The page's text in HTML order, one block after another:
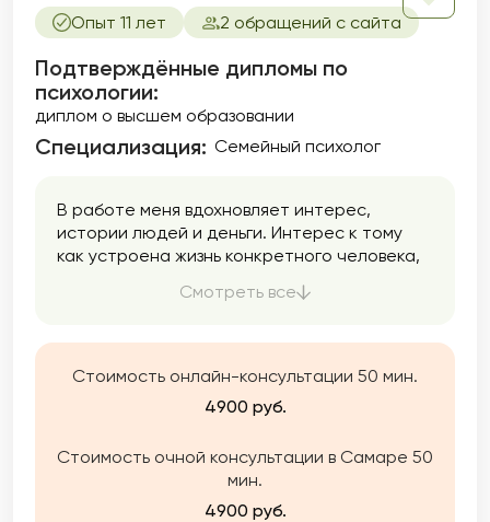
Опыт 11 лет 2 обращений с сайта
Подтверждённые дипломы по
психологии:
диплом о высшем образовании
Специализация: Семейный психолог
В работе меня вдохновляет интерес,
истории людей и деньги. Интерес к тому
как устроена жизнь конкретного человека,
Смотреть все
Стоимость онлайн-консультации 50 мин.
4900 руб.
Стоимость очной консультации в Самаре 50
мин.
4900 руб.